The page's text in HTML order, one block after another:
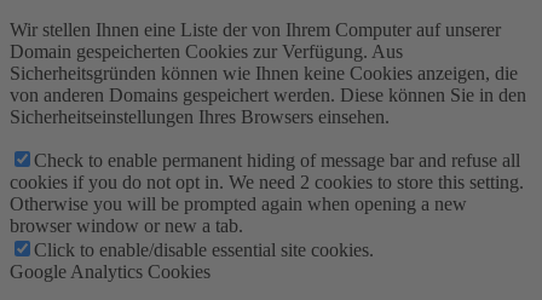
Wir stellen Ihnen eine Liste der von Ihrem Computer auf unserer
Domain gespeicherten Cookies zur Verfügung. Aus
Sicherheitsgründen können wie Ihnen keine Cookies anzeigen, die
von anderen Domains gespeichert werden. Diese können Sie in den
Sicherheitseinstellungen Ihres Browsers einsehen.
Check to enable permanent hiding of message bar and refuse all
cookies if you do not opt in. We need 2 cookies to store this setting.
Otherwise you will be prompted again when opening a new
browser window or new a tab.
Click to enable/disable essential site cookies.
Google Analytics Cookies